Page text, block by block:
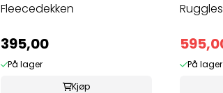
Fleecedekken
395,00
På lager
Kjøp
På lager